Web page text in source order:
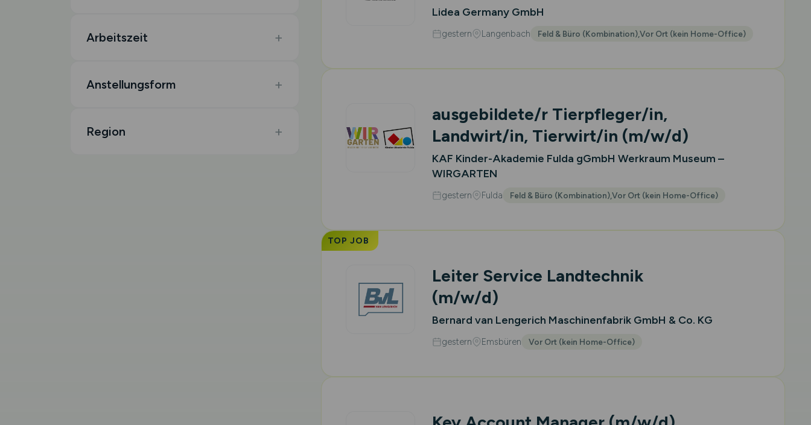
Arbeitszeit
Anstellungsform
Region
Lidea Germany GmbH
gestern Langenbach Feld & Büro (Kombination),Vor Ort (kein Home-Office)
ausgebildete/r Tierpfleger/in,
Landwirt/in, Tierwirt/in (m/w/d)
KAF Kinder-Akademie Fulda gGmbH Werkraum Museum –
WIRGARTEN
gestern Fulda Feld & Büro (Kombination),Vor Ort (kein Home-Office)
TOP JOB
Leiter Service Landtechnik
(m/w/d)
Bernard van Lengerich Maschinenfabrik GmbH & Co. KG
gestern Emsbüren Vor Ort (kein Home-Office)